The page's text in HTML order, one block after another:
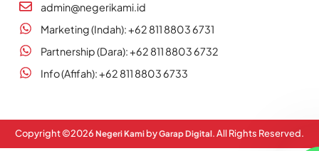
admin@negerikami.id
Marketing (Indah): +62 811 8803 6731
Partnership (Dara): +62 811 8803 6732
Info (Afifah): +62 811 8803 6733
Copyright ©2026 Negeri Kami byGarap Digital. All Rights Reserved.